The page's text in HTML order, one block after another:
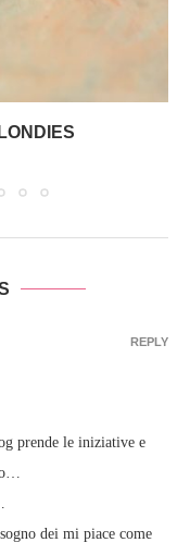
prende le iniziative e
dei mi piace come
REPLY